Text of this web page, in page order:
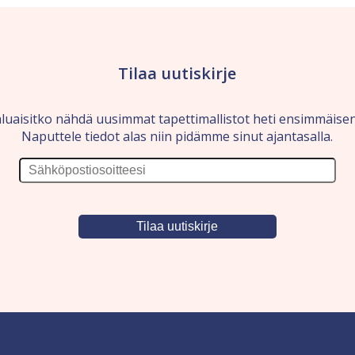
Tilaa uutiskirje
nähdä uusimmat tapettimallistot heti
Naputtele tiedot alas niin pidämme sinut ajantasalla.